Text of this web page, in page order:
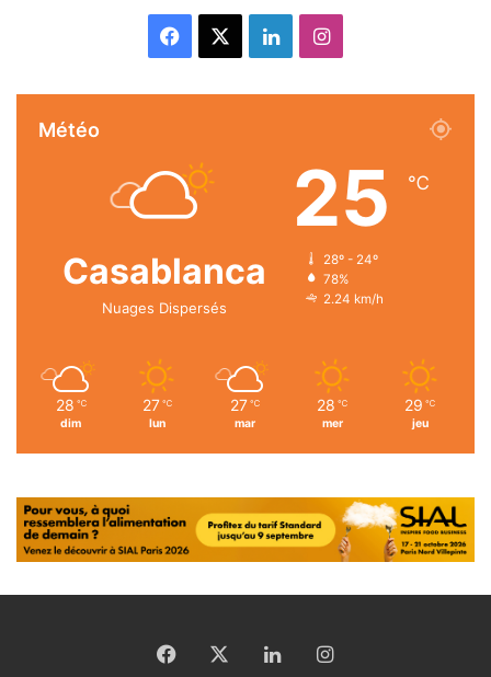
Facebook LinkedinInstagram
Météo
Casablanca
Nuages Dispersés
25 ℃
28º - 24º
78%
2.24 km/h
28 ℃
dim
27 ℃
lun
27 ℃
mar
28 ℃
mer
29 ℃
jeu
Facebook LinkedinInstagram